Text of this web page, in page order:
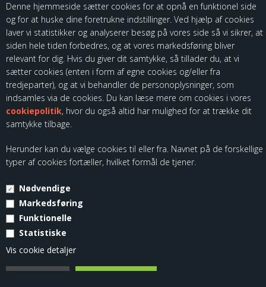
Denne hjemmeside sætter cookies for at opnå en funktionel side
og for at huske dine foretrukne indstillinger. Ved hjælp af cookies
laver vi statistikker og analyserer besøg på vores side så vi sikrer, at
siden hele tiden forbedres, og at vores markedsføring bliver
relevant for dig. Hvis du giver dit samtykke, så tillader du, at vi
sætter cookies (enten i form af egne cookies og/eller fra
tredjeparter), og at vi behandler de personoplysninger, som
indsamles via de cookies. Du kan læse mere om cookies i vores
cookiepolitik, hvor du også altid har mulighed for at trække dit
samtykke tilbage.
Herunder kan du vælge cookies til eller fra. Navnet på de forskellige
typer af cookies fortæller, hvilket formål de tjener.
Nødvendige
Markedsføring
Funktionelle
Statistiske
Vis cookie detaljer
Som importør af fødevarekontaktmaterialer, skal vi være registreret
hos Fødevarestyrelsen. Du kan finde vores kontrolrapporter ved at
følge dette link:
© Copyright 2026 - Kloch Group ApS - CVR. 45355799.